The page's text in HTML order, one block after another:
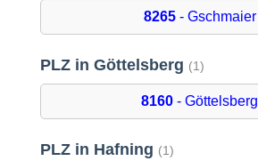
8265- Gschmaier
PLZ in Göttelsberg (1)
8160 - Göttelsberg
PLZ in Hafning (1)